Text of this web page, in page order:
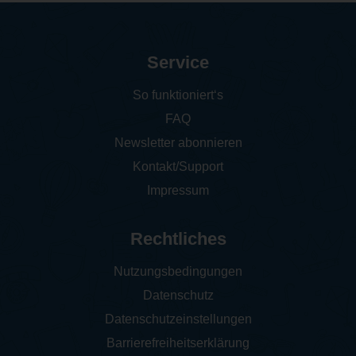
Service
So funktioniert‘s
FAQ
Newsletter abonnieren
Kontakt/Support
Impressum
Rechtliches
Nutzungsbedingungen
Datenschutz
Datenschutzeinstellungen
Barrierefreiheitserklärung